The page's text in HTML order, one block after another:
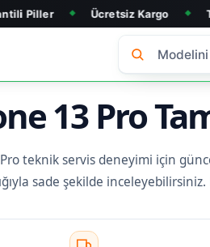
◆ Ücretsiz Kargo ◆ Telefon Alım
13 Pro
teknik servis deneyimi için
sade şekilde